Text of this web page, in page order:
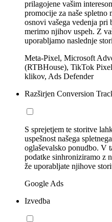
prilagojene vašim
promocije za naše
osnovi vašega vedenja
merimo njihov uspeh. Z
uporabljamo naslednje
Meta-Pixel, Microsoft
(RTBHouse), TikTok
klikov, Ads Defender
Razširjen Conversion
S sprejetjem te storitve
uspešnost našega
oglaševalsko ponudbo. V
podatke sinhroniziramo z
že uporabljate njihove
Google Ads
Izvedba